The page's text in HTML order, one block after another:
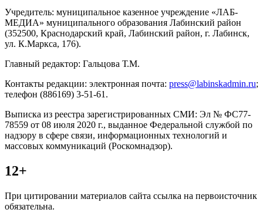
Учредитель: муниципальное казенное учреждение «ЛАБ-
МЕДИА» муниципального образования Лабинский район
(352500, Краснодарский край, Лабинский район, г. Лабинск,
ул. К.Маркса, 176).
Главный редактор: Гальцова Т.М.
Контакты редакции: электронная почта: press@labinskadmin.ru;
телефон (886169) 3-51-61.
Выписка из реестра зарегистрированных СМИ: Эл № ФС77-
78559 от 08 июля 2020 г., выданное Федеральной службой по
надзору в сфере связи, информационных технологий и
массовых коммуникаций (Роскомнадзор).
12+
При цитировании материалов сайта ссылка на первоисточник
обязательна.